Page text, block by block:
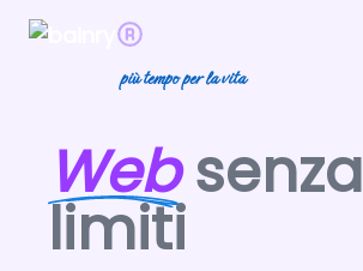
più tempo per la vita
Websenza
limiti